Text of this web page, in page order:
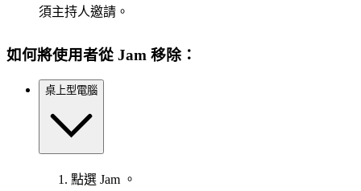
須主持人邀請。
如何將使用者從 Jam 移除：
桌上型電腦
點選 Jam 。